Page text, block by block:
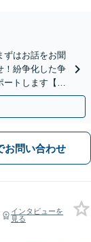
ずはお話をお聞
！紛争化した争
ートします【夜
お問い合わせ
インタビューを
見る